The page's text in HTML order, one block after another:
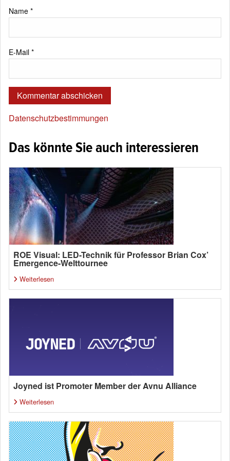
Name *
E-Mail *
Datenschutzbestimmungen
Das könnte Sie auch interessieren
ROE Visual: LED-Technik für Professor Brian Cox’
Emergence-Welttournee
Weiterlesen
Joyned ist Promoter Member der Avnu Alliance
Weiterlesen